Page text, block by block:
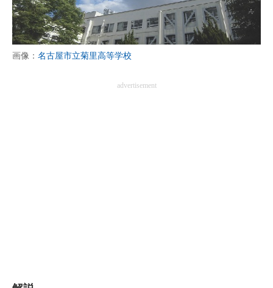
進化するPCとデバイスの未来
好きが集まる 比べて選べる
画像： 名古屋市立菊里高等学校
advertisement